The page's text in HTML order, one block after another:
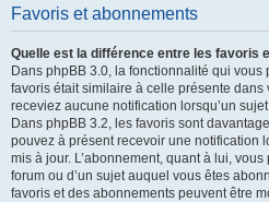
Favoris et abonnements
Quelle est la différence entre les favoris
Dans phpBB 3.0, la fonctionnalité qui vous
favoris était similaire à celle présente dans
receviez aucune notification lorsqu’un
Dans phpBB 3.2, les favoris sont
pouvez à présent recevoir une notification
mis à jour. L’abonnement, quant à lui,
forum ou d’un sujet auquel vous êtes
favoris et des abonnements peuvent être